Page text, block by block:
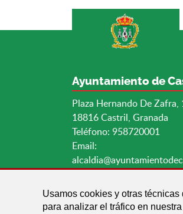
Usamos cookies y otras
para analizar el tráfico en
Ayuntamiento de
Plaza Hernando De Zafra,
18816 Castril, Granada
Teléfono: 958720001
Email: